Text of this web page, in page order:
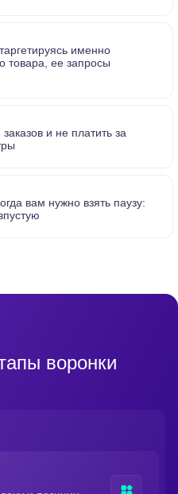
, таргетируясь именно
товара, ее запросы
и не платить за
вам нужно взять паузу:
воронки